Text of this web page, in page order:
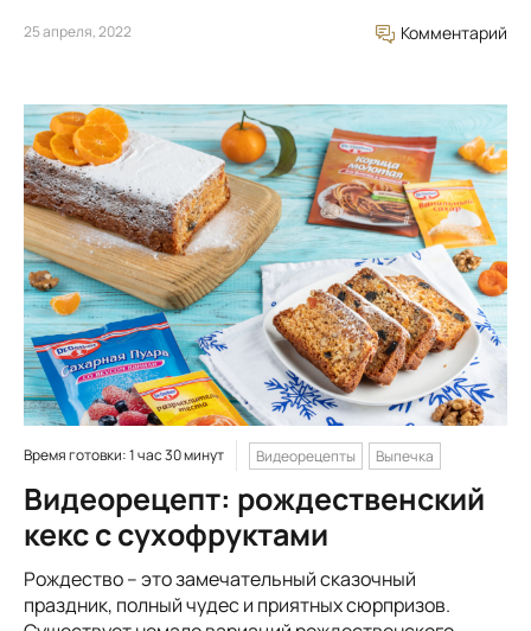
25 апреля, 2022 Комментарий
Время готовки: 1 час 30 минут Видеорецепты Выпечка
Видеорецепт: рождественский
кекс с сухофруктами
Рождество – это замечательный сказочный
праздник, полный чудес и приятных сюрпризов.